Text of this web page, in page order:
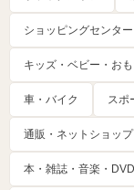
ショッピングセンタ
キッズ・ベビー・お
車・バイク スポ
通販・ネットショップ
本・雑誌・音楽・